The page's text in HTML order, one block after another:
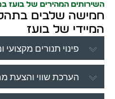
השירותים המהירים של בועז
חמישה שלבים
המיידי של בועז
פינוי תנורים
הערכת שווי והצעת